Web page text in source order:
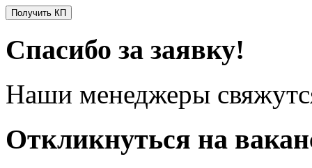
Получить КП
Спасибо за заявку!
Наши менеджеры
Откликнуться на